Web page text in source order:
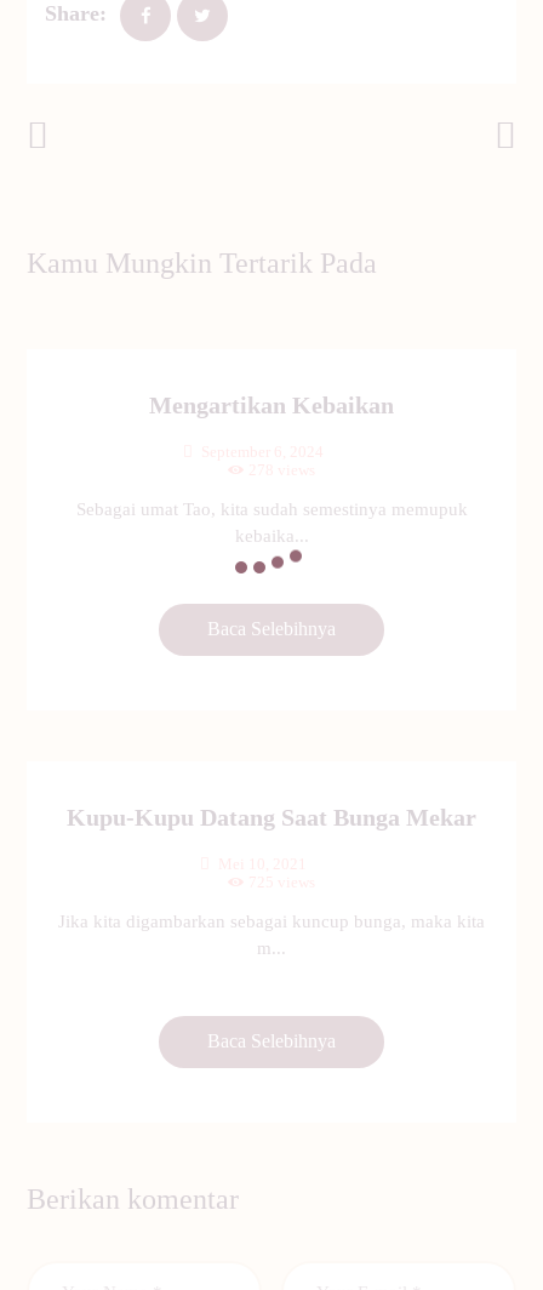
Share:
Kamu Mungkin Tertarik Pada
Mengartikan Kebaikan
Sebagai umat Tao, kita sudah semestinya memupuk
kebaika...
Baca Selebihnya
Kupu-Kupu Datang Saat Bunga Mekar
Jika kita digambarkan sebagai kuncup bunga, maka kita
m...
Baca Selebihnya
Berikan komentar